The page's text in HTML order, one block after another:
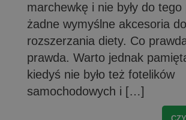
marchewkę i nie były do
żadne wymyślne akcesoria do
rozszerzania diety. Co
prawda. Warto jednak
kiedyś nie było też fotelików
samochodowych i […]